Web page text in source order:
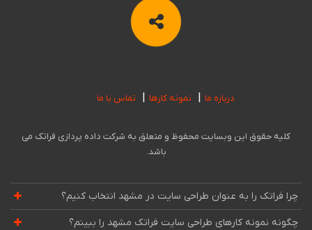
درباره ما نمونه کارها تماس با ما
کلیه حقوق این وبسایت محفوظ و متعلق به شرکت داده پردازی فراتک می
باشد.
چرا فراتک را به عنوان طراحی سایت در مشهد انتخاب کنیم؟
چگونه نمونه کارهای طراحی سایت فراتک مشهد را ببینم؟